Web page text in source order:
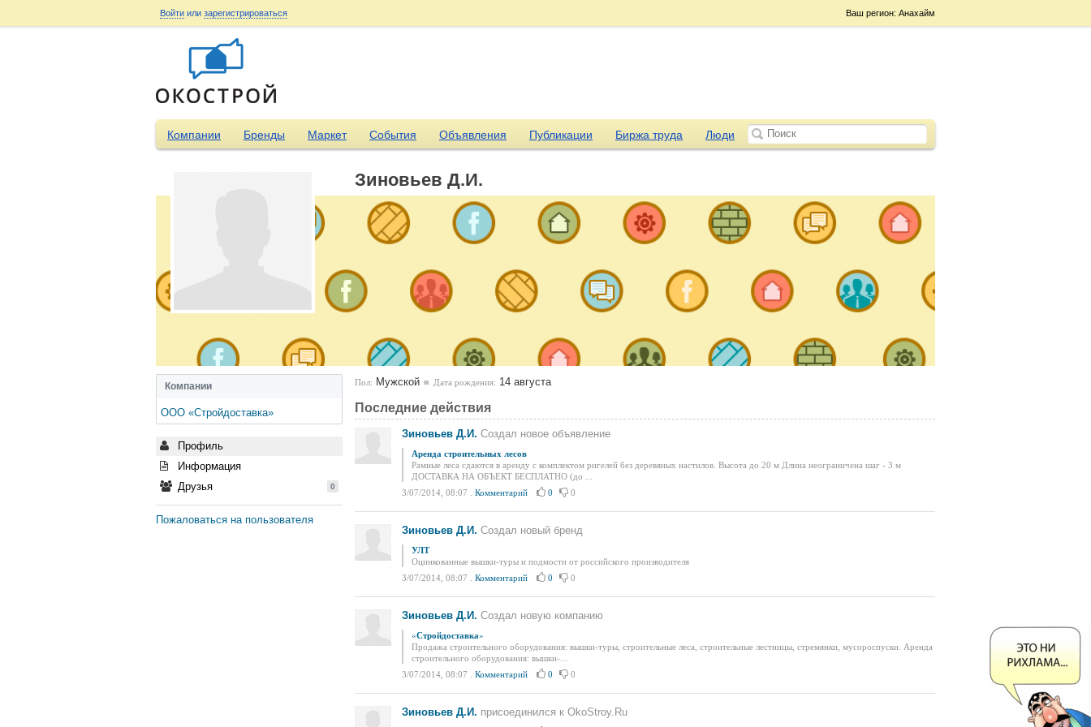
Ваш регион: Анахайм
Войти или зарегистрироваться
Компании Бренды Маркет События Объявления Публикации Биржа труда Люди
Компании
ООО «Стройдоставка»
Профиль
Информация
Друзья
0
Пожаловаться на пользователя
Зиновьев Д.И.
Пол: Мужской Дата рождения: 14 августа
Последние действия
Зиновьев Д.И. Создал новое объявление
Аренда строительных лесов
Рамные леса сдаются в аренду с комплектом ригелей без деревяных настилов. Высота до 20 м Длина неограничена шаг - 3 м
ДОСТАВКА НА ОБЪЕКТ БЕСПЛАТНО (до ...
3/07/2014, 08:07
Комментарий 0 0
Зиновьев Д.И. Создал новый бренд
УЛТ
Оцинкованные вышки-туры и подмости от российского производителя
3/07/2014, 08:07
Комментарий 0 0
Зиновьев Д.И. Создал новую компанию
«Стройдоставка»
Продажа строительного оборудования: вышки-туры, строительные леса, строительные лестницы, стремянки, мусороспуски. Аренда
строительного оборудования: вышки-...
3/07/2014, 08:07
Комментарий 0 0
Зиновьев Д.И. присоединился к OkoStroy.Ru